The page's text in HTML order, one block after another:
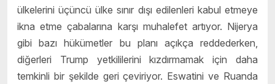
ülkelerini üçüncü ülke sınır dışı edilenleri kabul etmeye
ikna etme çabalarına karşı muhalefet artıyor. Nijerya
gibi bazı hükümetler bu planı açıkça reddederken,
diğerleri Trump yetkililerini kızdırmamak için daha
temkinli bir şekilde geri çeviriyor. Eswatini ve Ruanda